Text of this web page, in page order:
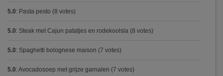
5.0: Pasta pesto (8 votes)
5.0: Steak met Cajun patatjes en rodekoolsla (8 votes)
5.0: Spaghetti bolognese maison (7 votes)
5.0: Avocadosoep met grijze garnalen (7 votes)